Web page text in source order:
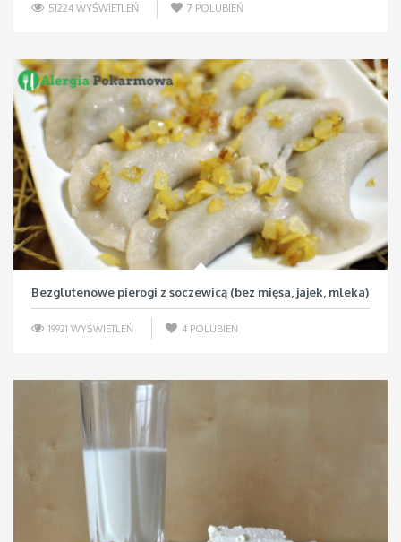
51224 WYŚWIETLEŃ 7 POLUBIEŃ
Bezglutenowe pierogi z soczewicą (bez mięsa, jajek, mleka)
19921 WYŚWIETLEŃ 4 POLUBIEŃ